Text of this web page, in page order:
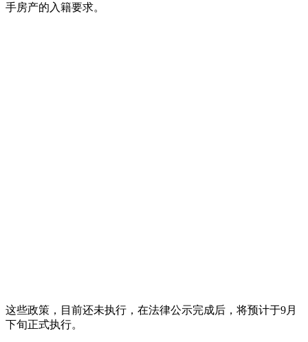
手房产的入籍要求。
这些政策，目前还未执行，在法律公示完成后，将预计于9月
下旬正式执行。